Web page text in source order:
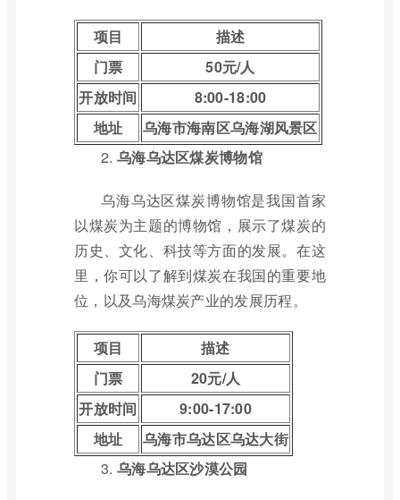
项目
描述
门票
50元/人
开放时间
8:00-18:00
地址
乌海市海南区乌海湖风景区
2. 乌海乌达区煤炭博物馆
乌海乌达区煤炭博物馆是我国首家
以煤炭为主题的博物馆，展示了煤炭的
历史、文化、科技等方面的发展。在这
里，你可以了解到煤炭在我国的重要地
位，以及乌海煤炭产业的发展历程。
项目
描述
门票
20元/人
开放时间
9:00-17:00
地址
乌海市乌达区乌达大街
3. 乌海乌达区沙漠公园